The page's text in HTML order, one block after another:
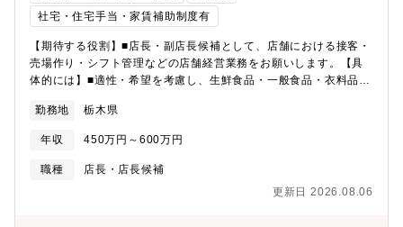
社宅・住宅手当・家賃補助制度有
【期待する役割】■店長・副店長候補として、店舗における接客・
売場作り・シフト管理などの店舗経営業務をお願いします。【具
体的には】■適性・希望を考慮し、生鮮食品・一般食品・衣料品・
うなレイアウトの考案・陳列※マネジメント業務など店舗運営・
経営に関する幅広い業務を担当頂きます。【 勤務時間例 】・7：
50～17：10（実働8時間／休憩80分）・9：50～19：10（実働8
時間／休憩80分）・10：50～20：10（実働8時間／休憩80分
ウトに沿って並べますが、「ここはこうした方がいい。」という
勤務地 栃木県
年収 450万円～600万円
職種
店長・店長候補
更新日 2026.08.06